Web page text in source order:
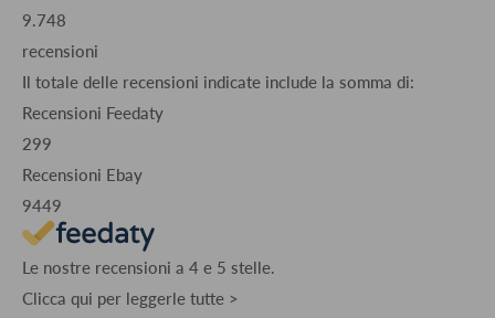
9.748
recensioni
Il totale delle recensioni indicate include la somma di:
Recensioni Feedaty
299
Recensioni Ebay
9449
Le nostre recensioni a 4 e 5 stelle.
Clicca qui per leggerle tutte >